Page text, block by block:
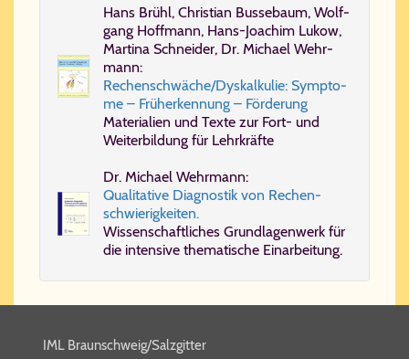
Hans Brühl, Chris­ti­an Bus­se­baum, Wolf­
gang Hoff­mann, Hans-​Jo­a­chim Lu­kow,
Mar­ti­na Schnei­der, Dr. Mi­cha­el Wehr­
mann:
Re­chen­schwä­che/​Dys­kal­ku­lie: Symp­to­
me – Früh­er­ken­nung – För­de­rung
Ma­te­ri­a­li­en und Tex­te zur Fort- und
Wei­ter­bil­dung für Lehr­kräf­te
Dr. Mi­cha­el Wehr­mann:
Qua­li­ta­ti­ve Dia­gno­stik von Re­chen­
schwie­rig­kei­ten.
Wis­sen­schaft­li­ches Grund­la­gen­werk für
die in­ten­si­ve the­ma­ti­sche Ein­ar­bei­tung.
IML Braunschweig/Salzgitter